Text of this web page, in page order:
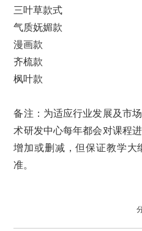
三叶草款式
气质妩媚款
漫画款
齐梳款
枫叶款
备注：为适应行业发展及市
术研发中心每年都会对课程
增加或删减，但保证教学大
准。